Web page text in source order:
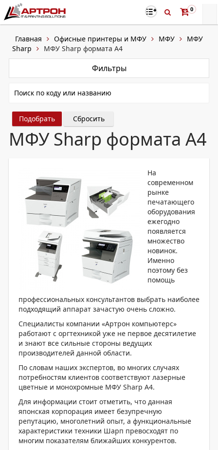
0
Главная Офисные принтеры и МФУ МФУ
МФУ
Sharp
МФУ Sharp формата А4
Фильтры
Сбросить
МФУ Sharp формата А4
На
современном
рынке
печатающего
оборудования
ежегодно
появляется
множество
новинок.
Именно
поэтому без
помощь
профессиональных консультантов выбрать наиболее
подходящий аппарат зачастую очень сложно.
Специалисты компании «Артрон компьютерс»
работают с оргтехникой уже не первое десятилетие
и знают все сильные стороны ведущих
производителей данной области.
По словам наших экспертов, во многих случаях
потребностям клиентов соответствуют лазерные
цветные и монохромные МФУ Sharp А4.
Для информации стоит отметить, что данная
японская корпорация имеет безупречную
репутацию, многолетний опыт, а функциональные
характеристики техники Шарп превосходят по
многим показателям ближайших конкурентов.